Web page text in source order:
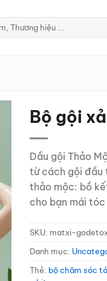
Bộ gội
Dầu gội Thảo
từ cách gội đầu
thảo mộc: bồ
cho bạn mái
SKU: matxi-
Danh mục:
Thẻ: bộ chăm sóc